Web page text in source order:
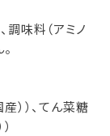
調味料（アミノ
））、てん菜糖